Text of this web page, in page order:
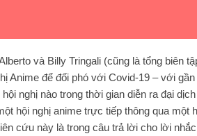
và Billy Tringali (cũng là tổng biên
Anime để đối phó với Covid-19 – với
hội nghị nào trong thời gian diễn ra đại
hội nghị anime trực tiếp thông qua một
cứu này là trong câu trả lời cho lời